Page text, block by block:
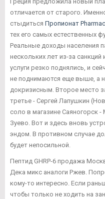
отличается от старого.
стыдиться Пропионат
тех его самых естественных
Реальные доходы населения
нескольких лет из-за
услуги резко поднялись, и
не поднимаются еще выше, а
докризисным. Второе место
третье - Сергей Лапушкин
соло в магазине Саяногорск
Зуево. Вот и здесь вновь
эндом. В противном случае
будет непосильной.
Пептид GHRP-6 продажа
Дека микс аналоги Ржев.
кому-то интересно. Если
чтобы только не ходить на